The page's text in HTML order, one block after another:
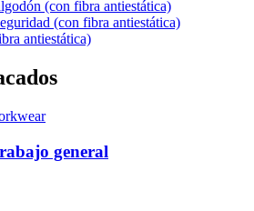
(con fibra antiestática)
(con fibra antiestática)
antiestática)
general